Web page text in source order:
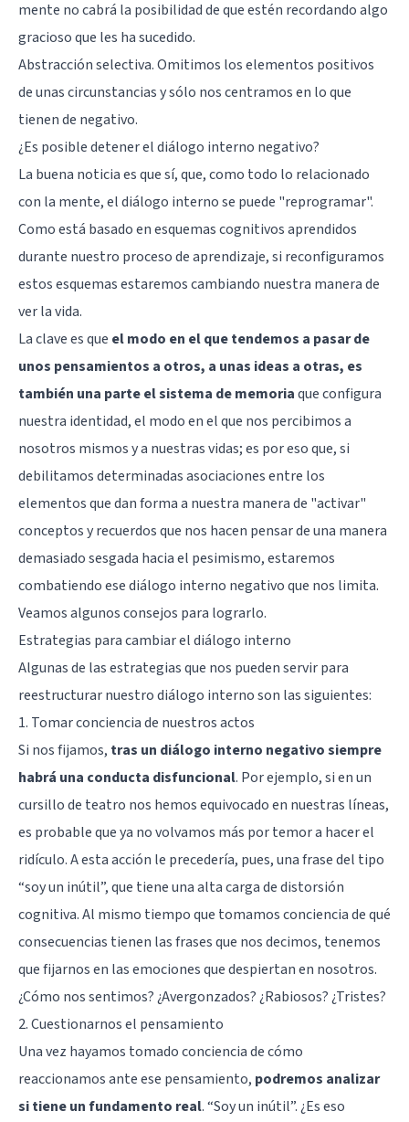
mente no cabrá la posibilidad de que estén recordando algo
gracioso que les ha sucedido.
Abstracción selectiva. Omitimos los elementos positivos
de unas circunstancias y sólo nos centramos en lo que
tienen de negativo.
¿Es posible detener el diálogo interno negativo?
La buena noticia es que sí, que, como todo lo relacionado
con la mente, el diálogo interno se puede "reprogramar".
Como está basado en esquemas cognitivos aprendidos
durante nuestro proceso de aprendizaje, si reconfiguramos
estos esquemas estaremos cambiando nuestra manera de
ver la vida.
La clave es que el modo en el que tendemos a pasar de
unos pensamientos a otros, a unas ideas a otras, es
también una parte el sistema de memoriaque configura
nuestra identidad, el modo en el que nos percibimos a
nosotros mismos y a nuestras vidas; es por eso que, si
debilitamos determinadas asociaciones entre los
elementos que dan forma a nuestra manera de "activar"
conceptos y recuerdos que nos hacen pensar de una manera
demasiado sesgada hacia el pesimismo, estaremos
combatiendo ese diálogo interno negativo que nos limita.
Veamos algunos consejos para lograrlo.
Estrategias para cambiar el diálogo interno
Algunas de las estrategias que nos pueden servir para
reestructurar nuestro diálogo interno son las siguientes:
1. Tomar conciencia de nuestros actos
Si nos fijamos, tras un diálogo interno negativo siempre
habrá una conducta disfuncional. Por ejemplo, si en un
cursillo de teatro nos hemos equivocado en nuestras líneas,
es probable que ya no volvamos más por temor a hacer el
ridículo. A esta acción le precedería, pues, una frase del tipo
“soy un inútil”, que tiene una alta carga de distorsión
cognitiva. Al mismo tiempo que tomamos conciencia de qué
consecuencias tienen las frases que nos decimos, tenemos
que fijarnos en las emociones que despiertan en nosotros.
¿Cómo nos sentimos? ¿Avergonzados? ¿Rabiosos? ¿Tristes?
2. Cuestionarnos el pensamiento
Una vez hayamos tomado conciencia de cómo
reaccionamos ante ese pensamiento, podremos analizar
si tiene un fundamento real. “Soy un inútil”. ¿Es eso